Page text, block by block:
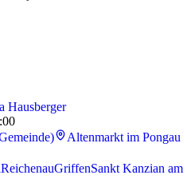
Hausberger
Altenmarkt im Pongau
ReichenauGriffenSankt Kanzian am